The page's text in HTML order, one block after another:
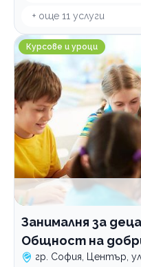
+ още 11 услуги
Занималня за деца и
Курсове и уроци
Занималня за
Общност на
гр. София, Център,